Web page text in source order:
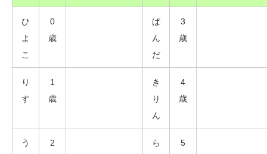
ひ
よ
こ
0
歳
ぱ
ん
だ
3
歳
り
す
1
歳
き
り
ん
4
歳
う
2
ら
5